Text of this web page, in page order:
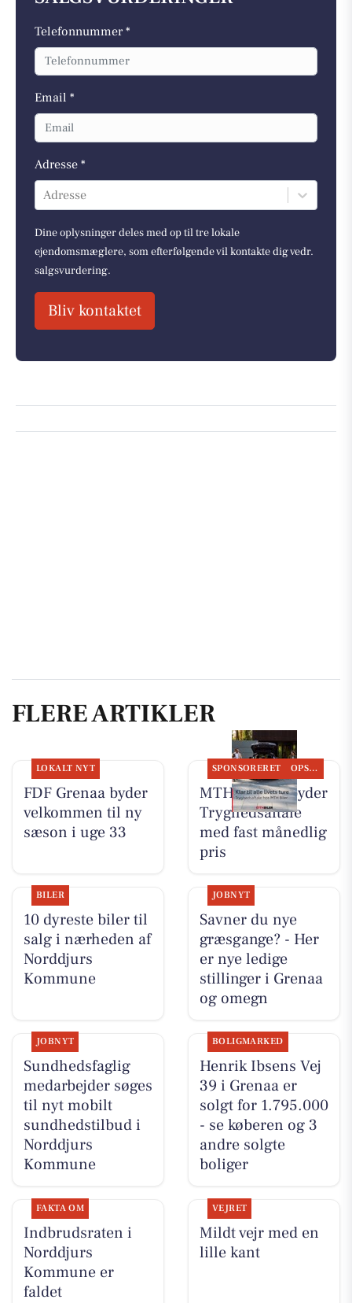
Telefonnummer *
Email *
Adresse *
Adresse
Dine oplysninger deles med op til tre lokale
ejendomsmæglere, som efterfølgende vil kontakte dig vedr.
salgsvurdering.
Bliv kontaktet
FLERE ARTIKLER
LOKALT NYT
FDF Grenaa byder
velkommen til ny
sæson i uge 33
SPONSORERET OPSLAGSTAVLEN
MTH Biler tilbyder
Tryghedsaftale
med fast månedlig
pris
BILER
10 dyreste biler til
salg i nærheden af
Norddjurs
Kommune
JOBNYT
Savner du nye
græsgange? - Her
er nye ledige
stillinger i Grenaa
og omegn
JOBNYT
Sundhedsfaglig
medarbejder søges
til nyt mobilt
sundhedstilbud i
Norddjurs
Kommune
BOLIGMARKED
Henrik Ibsens Vej
39 i Grenaa er
solgt for 1.795.000
- se køberen og 3
andre solgte
boliger
FAKTA OM
Indbrudsraten i
Norddjurs
Kommune er
faldet
VEJRET
Mildt vejr med en
lille kant